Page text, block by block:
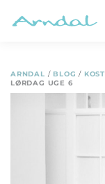
ARNDAL / BLOG / KOST
LØRDAG UGE 6